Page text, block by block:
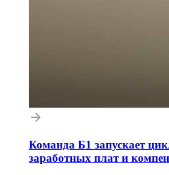
Команда Б1 запускает
заработных плат и